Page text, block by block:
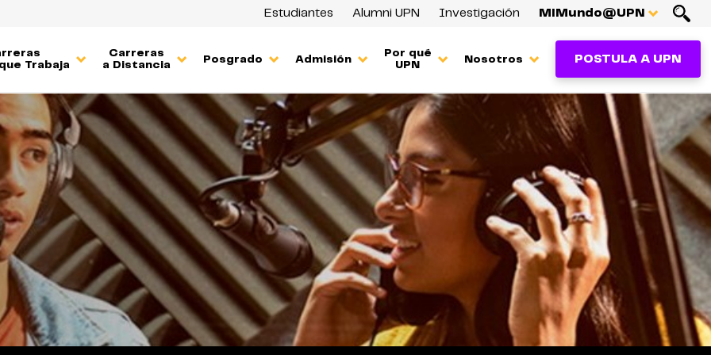
Estudiantes Alumni UPN Investigación MiMundo@UPN
Trabaja
Carreras
a Distancia
Posgrado Admisión
Por qué
UPN
Nosotros POSTULA A UPN